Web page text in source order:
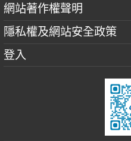
網站著作權聲明
隱私權及網站安全政策
登入